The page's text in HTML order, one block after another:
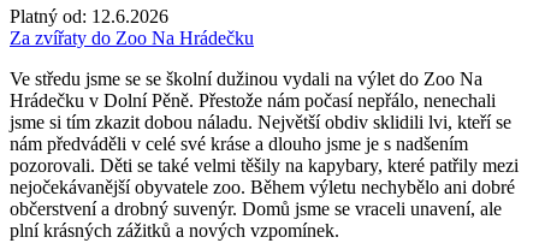
Platný od: 12.6.2026
Za zvířaty do Zoo Na Hrádečku
Ve středu jsme se se školní dužinou vydali na výlet do Zoo Na
Hrádečku v Dolní Pěně. Přestože nám počasí nepřálo, nenechali
jsme si tím zkazit dobou náladu. Největší obdiv sklidili lvi, kteří se
nám předváděli v celé své kráse a dlouho jsme je s nadšením
pozorovali. Děti se také velmi těšily na kapybary, které patřily mezi
nejočekávanější obyvatele zoo. Během výletu nechybělo ani dobré
občerstvení a drobný suvenýr. Domů jsme se vraceli unavení, ale
plní krásných zážitků a nových vzpomínek.